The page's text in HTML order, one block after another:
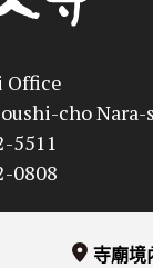
Office
cho
5511
0808
寺廟境